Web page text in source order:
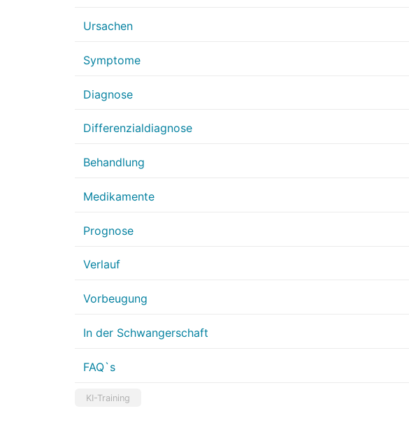
Ursachen
Symptome
Diagnose
Differenzialdiagnose
Behandlung
Medikamente
Prognose
Verlauf
Vorbeugung
In der Schwangerschaft
FAQ`s
KI-Training